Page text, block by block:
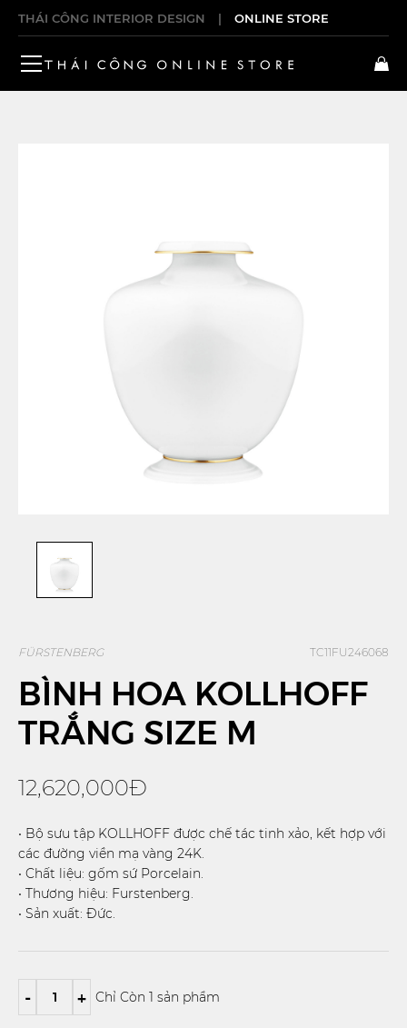
THÁI CÔNG INTERIOR DESIGN | ONLINE STORE
FÜRSTENBERG TC11FU246068
BÌNH HOA KOLLHOFF
TRẮNG SIZE M
12,620,000Đ
• Bộ sưu tập KOLLHOFF được chế tác tinh xảo, kết hợp với
các đường viền mạ vàng 24K.
• Chất liệu: gốm sứ Porcelain.
• Thương hiệu: Furstenberg.
• Sản xuất: Đức.
- + Chỉ Còn 1 sản phẩm